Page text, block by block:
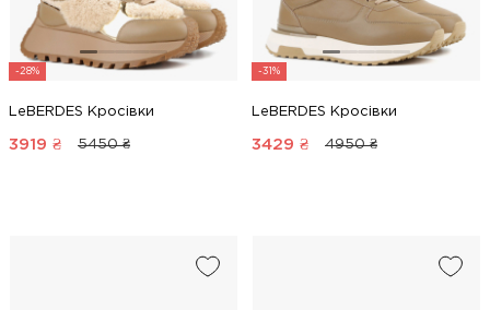
-28%
LeBERDES Кросівки
3919 ₴ 5450 ₴
-31%
LeBERDES Кросівки
3429 ₴ 4950 ₴